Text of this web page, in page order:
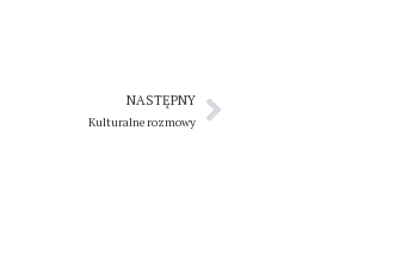
NASTĘPNY
Kulturalne rozmowy